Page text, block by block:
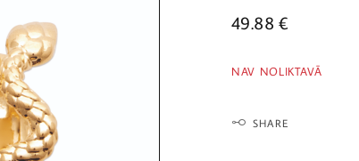
49.88€
NAV NOLIKTAVĀ
SHARE